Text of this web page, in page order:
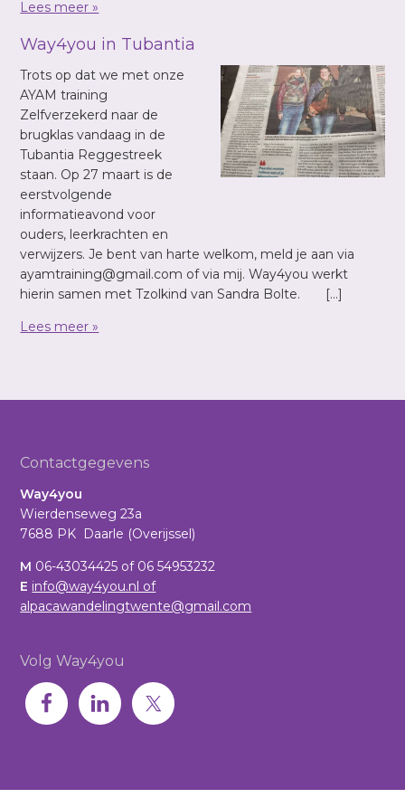
Lees meer »
Way4you in Tubantia
Trots op dat we met onze
AYAM training
Zelfverzekerd naar de
brugklas vandaag in de
Tubantia Reggestreek
staan. Op 27 maart is de
eerstvolgende
informatieavond voor
ouders, leerkrachten en
verwijzers. Je bent van harte welkom, meld je aan via
ayamtraining@gmail.com of via mij. Way4you werkt
hierin samen met Tzolkind van Sandra Bolte. […]
Lees meer »
Footer
Contactgegevens
Way4you
Wierdenseweg 23a
7688 PK Daarle (Overijssel)
M 06-43034425 of 06 54953232
E info@way4you.nl of
alpacawandelingtwente@gmail.com
Volg Way4you